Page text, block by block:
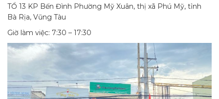
TỔ 13 KP Bến Đình Phường Mỹ Xuân, thị xã Phú Mỹ, tỉnh
Bà Rịa, Vũng Tàu
Giờ làm việc: 7:30 – 17:30